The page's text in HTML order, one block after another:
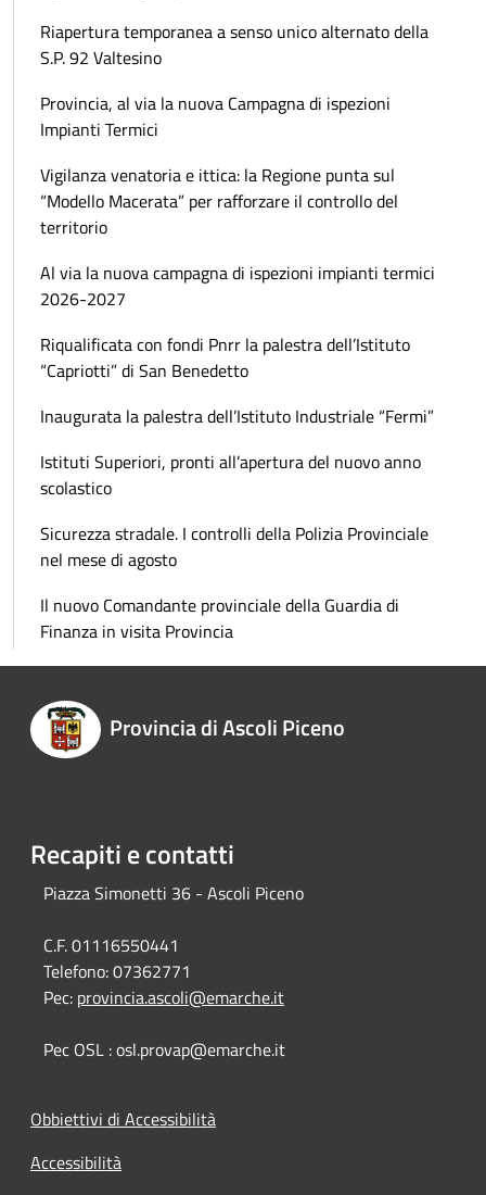
Riapertura temporanea a senso unico alternato della
S.P. 92 Valtesino
Provincia, al via la nuova Campagna di ispezioni
Impianti Termici
Vigilanza venatoria e ittica: la Regione punta sul
“Modello Macerata” per rafforzare il controllo del
territorio
Al via la nuova campagna di ispezioni impianti termici
2026-2027
Riqualificata con fondi Pnrr la palestra dell’Istituto
“Capriotti” di San Benedetto
Inaugurata la palestra dell’Istituto Industriale “Fermi”
Istituti Superiori, pronti all’apertura del nuovo anno
scolastico
Sicurezza stradale. I controlli della Polizia Provinciale
nel mese di agosto
Il nuovo Comandante provinciale della Guardia di
Finanza in visita Provincia
Provincia di Ascoli Piceno
Recapiti e contatti
Piazza Simonetti 36 - Ascoli Piceno
C.F. 01116550441
Telefono:07362771
Pec: provincia.ascoli@emarche.it
Pec OSL : osl.provap@emarche.it
Obbiettivi di Accessibilità
Accessibilità